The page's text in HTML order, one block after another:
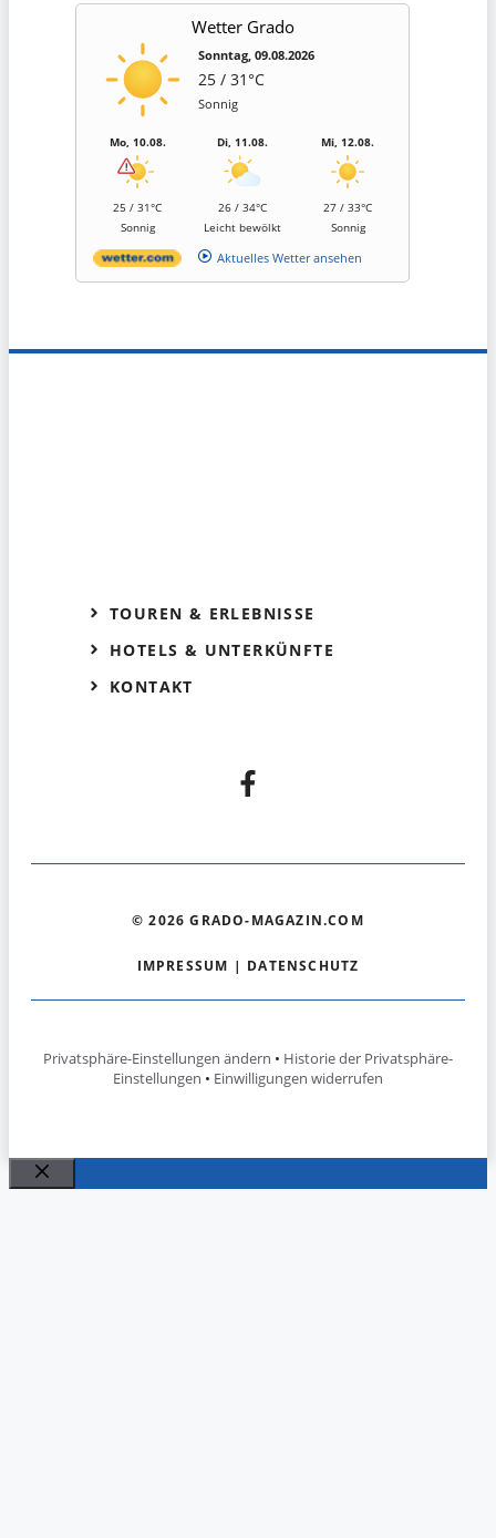
Wetter Grado
Sonntag, 09.08.2026
25 / 31°C
Sonnig
Mo, 10.08.
25 / 31°C
Sonnig
Di, 11.08.
26 / 34°C
Leicht bewölkt
Mi, 12.08.
27 / 33°C
Sonnig
Aktuelles Wetter ansehen
TOUREN & ERLEBNISSE
HOTELS & UNTERKÜNFTE
KONTAKT
© 2026 GRADO-MAGAZIN.COM
IMPRESSUM | DATENSCHUTZ
Privatsphäre-Einstellungen ändern • Historie der Privatsphäre-
Einstellungen • Einwilligungen widerrufen
Schließen